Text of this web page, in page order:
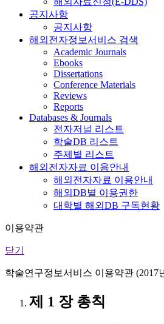
공지사항
공지사항
해외전자정보서비스 검색
Academic Journals
Ebooks
Dissertations
Conference Materials
Reviews
Reports
Databases & Journals
전자저널 리스트
학술DB 리스트
주제별 리스트
해외전자자료 이용안내
해외전자자료 이용안내
해외DB별 이용권한
대학별 해외DB 구독현황
이용약관
닫기
학술연구정보서비스 이용약관 (2017
제 1 장 총칙